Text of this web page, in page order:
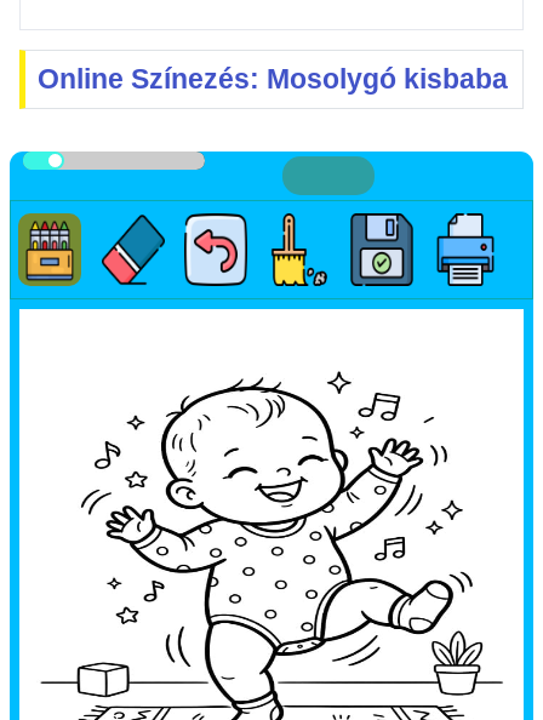
Online Színezés: Mosolygó kisbaba